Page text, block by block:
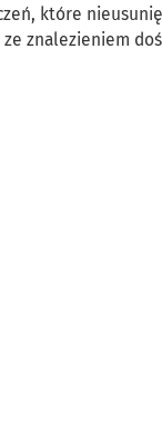
które
znalezieniem